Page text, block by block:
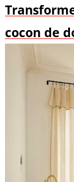
cocon de